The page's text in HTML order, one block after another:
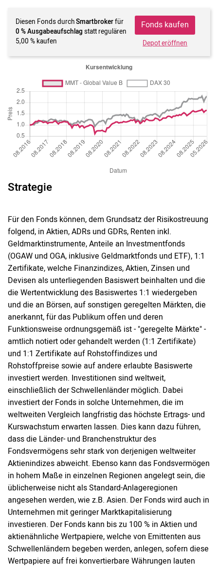
Diesen Fonds durchSmartbrokerfür
0 % Ausgabeaufschlag statt regulären
5,00 % kaufen
Fonds kaufen
Depot eröffnen
Strategie
Für den Fonds können, dem Grundsatz der Risikostreuung
folgend, in Aktien, ADRs und GDRs, Renten inkl.
Geldmarktinstrumente, Anteile an Investmentfonds
(OGAW und OGA, inklusive Geldmarktfonds und ETF), 1:1
Zertifikate, welche Finanzindizes, Aktien, Zinsen und
Devisen als unterliegenden Basiswert beinhalten und die
die Wertentwicklung des Basiswertes 1:1 wiedergeben
und die an Börsen, auf sonstigen geregelten Märkten, die
anerkannt, für das Publikum offen und deren
Funktionsweise ordnungsgemäß ist - "geregelte Märkte" -
amtlich notiert oder gehandelt werden (1:1 Zertifikate)
und 1:1 Zertifikate auf Rohstoffindizes und
Rohstoffpreise sowie auf andere erlaubte Basiswerte
investiert werden. Investitionen sind weltweit,
einschließlich der Schwellenländer möglich. Dabei
investiert der Fonds in solche Unternehmen, die im
weltweiten Vergleich langfristig das höchste Ertrags- und
Kurswachstum erwarten lassen. Dies kann dazu führen,
dass die Länder- und Branchenstruktur des
Fondsvermögens sehr stark von derjenigen weltweiter
Aktienindizes abweicht. Ebenso kann das Fondsvermögen
in hohem Maße in einzelnen Regionen angelegt sein, die
üblicherweise nicht als Standard-Anlageregionen
angesehen werden, wie z.B. Asien. Der Fonds wird auch in
Unternehmen mit geringer Marktkapitalisierung
investieren. Der Fonds kann bis zu 100 % in Aktien und
aktienähnliche Wertpapiere, welche von Emittenten aus
Schwellenländern begeben werden, anlegen, sofern diese
Wertpapiere auf frei konvertierbare Währungen lauten